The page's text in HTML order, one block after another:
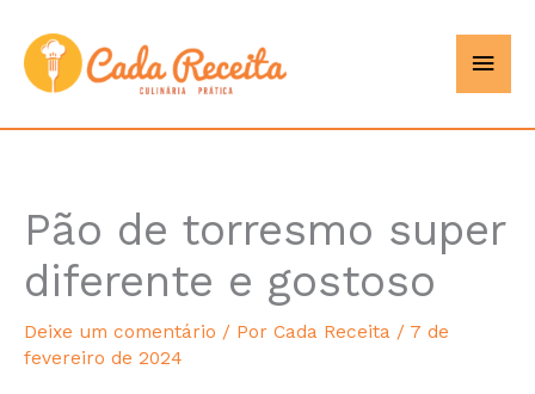
para
conteúdo
Pão de torresmo super
diferente e gostoso
Deixe um comentário / Por Cada Receita / 7 de
fevereiro de 2024
hours